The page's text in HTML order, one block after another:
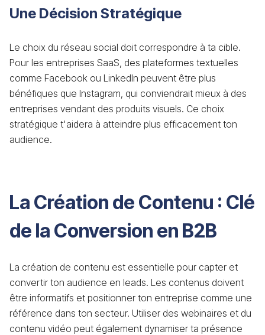
Une Décision Stratégique
Le choix du réseau social doit correspondre à ta cible.
Pour les entreprises SaaS, des plateformes textuelles
comme Facebook ou LinkedIn peuvent être plus
bénéfiques que Instagram, qui conviendrait mieux à des
entreprises vendant des produits visuels. Ce choix
stratégique t'aidera à atteindre plus efficacement ton
audience.
La Création de Contenu : Clé
de la Conversion en B2B
La création de contenu est essentielle pour capter et
convertir ton audience en leads. Les contenus doivent
être informatifs et positionner ton entreprise comme une
référence dans ton secteur. Utiliser des webinaires et du
contenu vidéo peut également dynamiser ta présence